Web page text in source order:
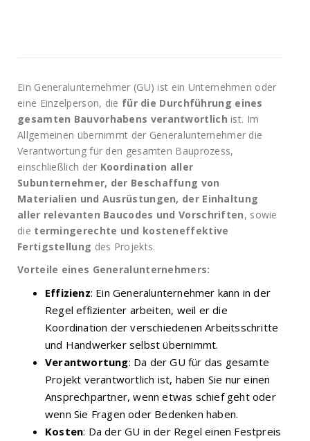
Ein Generalunternehmer (GU) ist ein Unternehmen oder
eine Einzelperson, die für die Durchführung eines
gesamten Bauvorhabens verantwortlich ist. Im
Allgemeinen übernimmt der Generalunternehmer die
Verantwortung für den gesamten Bauprozess,
einschließlich der Koordination aller
Subunternehmer, der Beschaffung von
Materialien und Ausrüstungen, der Einhaltung
aller relevanten Baucodes und Vorschriften, sowie
die termingerechte und kosteneffektive
Fertigstellung des Projekts.
Vorteile eines Generalunternehmers:
Effizienz: Ein Generalunternehmer kann in der
Regel effizienter arbeiten, weil er die
Koordination der verschiedenen Arbeitsschritte
und Handwerker selbst übernimmt.
Verantwortung: Da der GU für das gesamte
Projekt verantwortlich ist, haben Sie nur einen
Ansprechpartner, wenn etwas schief geht oder
wenn Sie Fragen oder Bedenken haben.
Kosten: Da der GU in der Regel einen Festpreis